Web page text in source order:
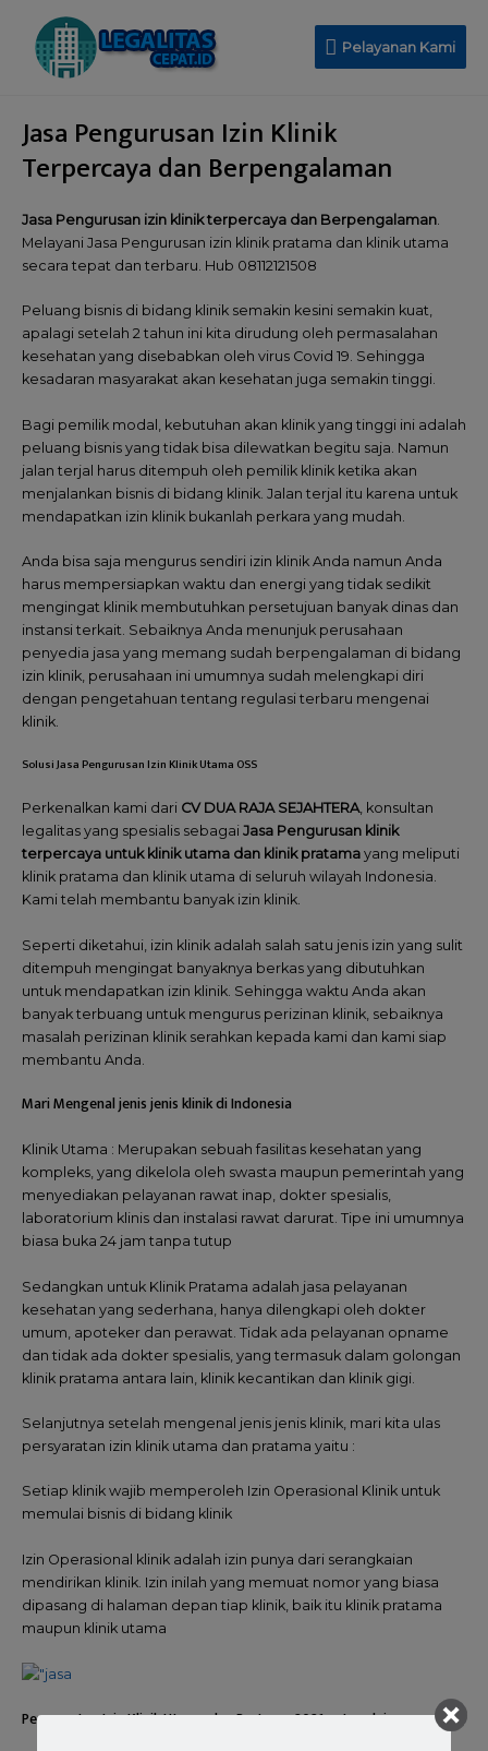
Pelayanan Kami
Jasa Pengurusan Izin Klinik
Terpercaya dan Berpengalaman
Jasa Pengurusan izin klinik terpercaya dan Berpengalaman
Melayani Jasa Pengurusan izin klinik pratama dan klinik utama
secara tepat dan terbaru. Hub 08112121508
Peluang bisnis di bidang klinik semakin kesini semakin kuat,
apalagi setelah 2 tahun ini kita dirudung oleh permasalahan
kesehatan yang disebabkan oleh virus Covid 19. Sehingga
kesadaran masyarakat akan kesehatan juga semakin tinggi.
Bagi pemilik modal, kebutuhan akan klinik yang tinggi ini adalah
peluang bisnis yang tidak bisa dilewatkan begitu saja. Namun
jalan terjal harus ditempuh oleh pemilik klinik ketika akan
menjalankan bisnis di bidang klinik. Jalan terjal itu karena untuk
mendapatkan izin klinik bukanlah perkara yang mudah.
Anda bisa saja mengurus sendiri izin klinik Anda namun Anda
harus mempersiapkan waktu dan energi yang tidak sedikit
mengingat klinik membutuhkan persetujuan banyak dinas dan
instansi terkait. Sebaiknya Anda menunjuk perusahaan
penyedia jasa yang memang sudah berpengalaman di bidang
izin klinik, perusahaan ini umumnya sudah melengkapi diri
dengan pengetahuan tentang regulasi terbaru mengenai
klinik.
Solusi Jasa Pengurusan Izin Klinik Utama OSS
Perkenalkan kami dari CV DUA RAJA SEJAHTERA, konsultan
legalitas yang spesialis sebagai Jasa Pengurusan klinik
terpercaya untuk klinik utama dan klinik pratama yang meliputi
klinik pratama dan klinik utama di seluruh wilayah Indonesia.
Kami telah membantu banyak izin klinik.
Seperti diketahui, izin klinik adalah salah satu jenis izin yang sulit
ditempuh mengingat banyaknya berkas yang dibutuhkan
untuk mendapatkan izin klinik. Sehingga waktu Anda akan
banyak terbuang untuk mengurus perizinan klinik, sebaiknya
masalah perizinan klinik serahkan kepada kami dan kami siap
membantu Anda.
Mari Mengenal jenis jenis klinik di Indonesia
Klinik Utama : Merupakan sebuah fasilitas kesehatan yang
kompleks, yang dikelola oleh swasta maupun pemerintah yang
menyediakan pelayanan rawat inap, dokter spesialis,
laboratorium klinis dan instalasi rawat darurat. Tipe ini umumnya
biasa buka 24 jam tanpa tutup
Sedangkan untuk Klinik Pratama adalah jasa pelayanan
kesehatan yang sederhana, hanya dilengkapi oleh dokter
umum, apoteker dan perawat. Tidak ada pelayanan opname
dan tidak ada dokter spesialis, yang termasuk dalam golongan
klinik pratama antara lain, klinik kecantikan dan klinik gigi.
Selanjutnya setelah mengenal jenis jenis klinik, mari kita ulas
persyaratan izin klinik utama dan pratama yaitu :
Setiap klinik wajib memperoleh Izin Operasional Klinik untuk
memulai bisnis di bidang klinik
Izin Operasional klinik adalah izin punya dari serangkaian
mendirikan klinik. Izin inilah yang memuat nomor yang biasa
dipasang di halaman depan tiap klinik, baik itu klinik pratama
maupun klinik utama
Persyaratan Izin Klinik Utama dan Pratama 2021 antara lain :